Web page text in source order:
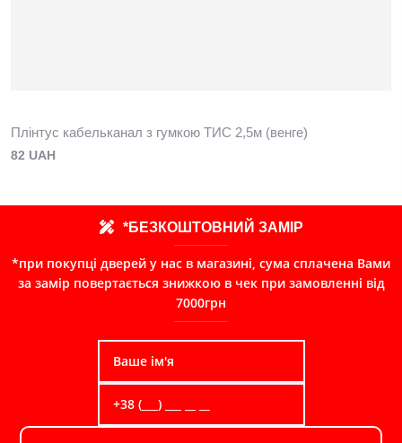
Плінтус кабельканал з гумкою ТИС 2,5м (венге)
82 UAH
*БЕЗКОШТОВНИЙ ЗАМІР
*при покупці дверей у нас в магазині, сума сплачена Вами
за замір повертається знижкою в чек при замовленні від
7000грн